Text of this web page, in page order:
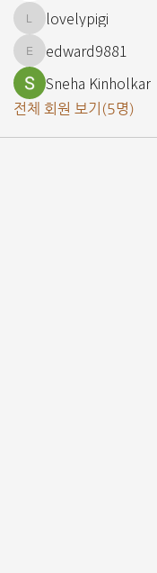
lovelypigi
lovelypigi
edward9881
edward9881
Sneha Kinholkar
전체 회원 보기(5명)